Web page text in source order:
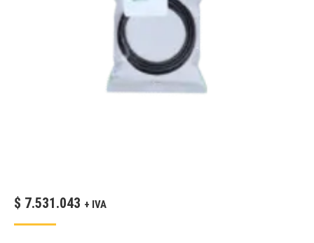
$ 7.531.043 + IVA